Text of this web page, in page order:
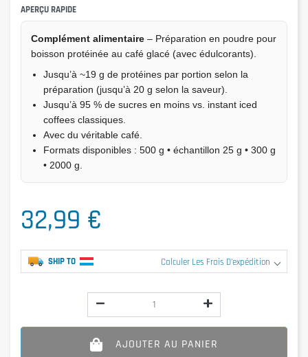
APERÇU RAPIDE
Complément alimentaire – Préparation en poudre pour
boisson protéinée au café glacé (avec édulcorants).
Jusqu’à ~19 g de protéines par portion selon la
préparation (jusqu’à 20 g selon la saveur).
Jusqu’à 95 % de sucres en moins vs. instant iced
coffees classiques.
Avec du véritable café.
Formats disponibles : 500 g • échantillon 25 g • 300 g
• 2000 g.
32,99 €
SHIP TO Calculer Les Frais D'expédition
AJOUTER AU PANIER